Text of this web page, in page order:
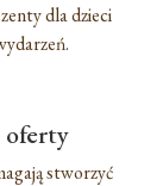
dla dzieci
oferty
stworzyć